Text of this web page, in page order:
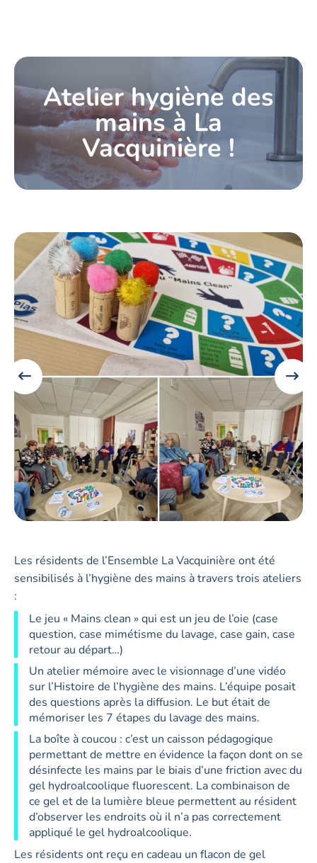
Atelier hygiène des
mains à La
Vacquinière !
Les résidents de l’Ensemble La Vacquinière ont été
sensibilisés à l’hygiène des mains à travers trois ateliers
:
Le jeu « Mains clean » qui est un jeu de l’oie (case
question, case mimétisme du lavage, case gain, case
retour au départ…)
Un atelier mémoire avec le visionnage d’une vidéo
sur l’Histoire de l’hygiène des mains. L’équipe posait
des questions après la diffusion. Le but était de
mémoriser les 7 étapes du lavage des mains.
La boîte à coucou : c’est un caisson pédagogique
permettant de mettre en évidence la façon dont on se
désinfecte les mains par le biais d’une friction avec du
gel hydroalcoolique fluorescent. La combinaison de
ce gel et de la lumière bleue permettent au résident
d’observer les endroits où il n’a pas correctement
appliqué le gel hydroalcoolique.
Les résidents ont reçu en cadeau un flacon de gel